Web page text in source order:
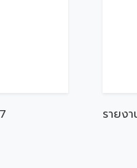
รายง